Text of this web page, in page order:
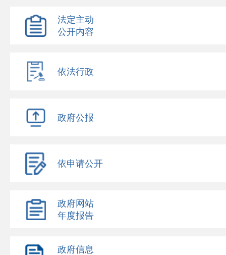
法定主动
公开内容
依法行政
政府公报
依申请公开
政府网站
年度报告
政府信息